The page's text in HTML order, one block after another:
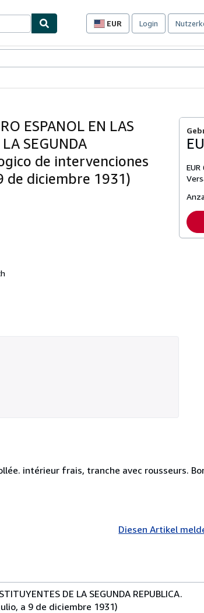
EUR
Seite
Einkaufseinstellungen.
Login
ESPANOL EN LAS
SEGUNDA
de intervenciones
de diciembre 1931)
intérieur frais, tranche avec rousseurs.
Diesen Artikel
DE LA SEGUNDA REPUBLICA.
a 9 de diciembre 1931)